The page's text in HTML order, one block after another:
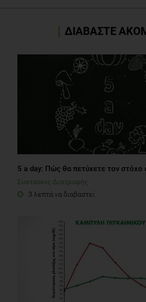
ΔΙΑΒΑΣΤΕ
5 a day: Πώς θα πετύχετε τον στόχο
Συστάσεις Διατροφής
3 λεπτά να διαβαστεί